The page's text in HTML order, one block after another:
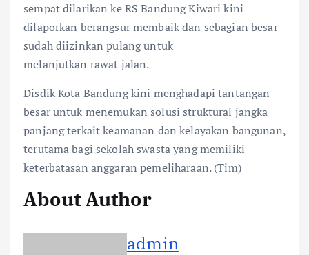
sempat dilarikan ke RS Bandung Kiwari kini
dilaporkan berangsur membaik dan sebagian besar
sudah diizinkan pulang untuk
melanjutkan rawat jalan.
​Disdik Kota Bandung kini menghadapi tantangan
besar untuk menemukan solusi struktural jangka
panjang terkait keamanan dan kelayakan bangunan,
terutama bagi sekolah swasta yang memiliki
keterbatasan anggaran pemeliharaan. (Tim)
About Author
admin